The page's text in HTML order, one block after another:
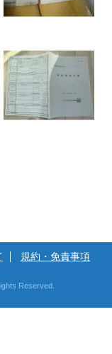
規約・免責事項
Reserved.